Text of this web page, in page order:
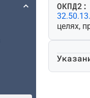
ОКПД2:
целях,